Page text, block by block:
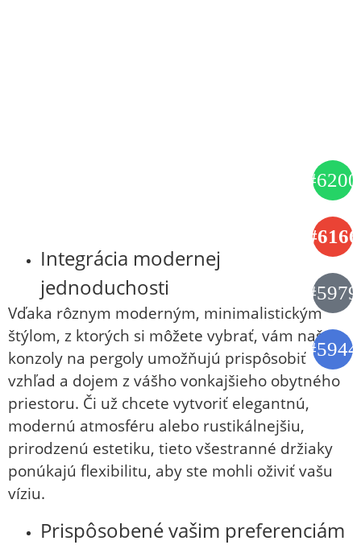
Integrácia modernej
jednoduchosti
Vďaka rôznym moderným, minimalistickým
štýlom, z ktorých si môžete vybrať, vám naše
konzoly na pergoly umožňujú prispôsobiť
vzhľad a dojem z vášho vonkajšieho obytného
priestoru. Či už chcete vytvoriť elegantnú,
modernú atmosféru alebo rustikálnejšiu,
prirodzenú estetiku, tieto všestranné držiaky
ponúkajú flexibilitu, aby ste mohli oživiť vašu
víziu.
Prispôsobené vašim preferenciám